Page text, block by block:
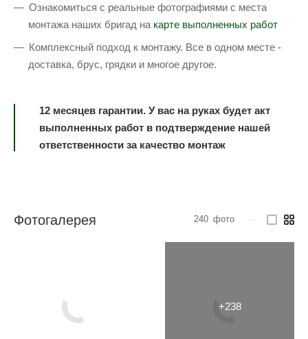
Ознакомиться с реальные фотографиями с места
монтажа наших бригад на карте выполненных работ
Комплексный подход к монтажу. Все в одном месте -
доставка, брус, грядки и многое другое.
12 месяцев гарантии. У вас на руках будет акт
выполненных работ в подтверждение нашей
ответственности за качество монтаж
Фотогалерея 240 фото